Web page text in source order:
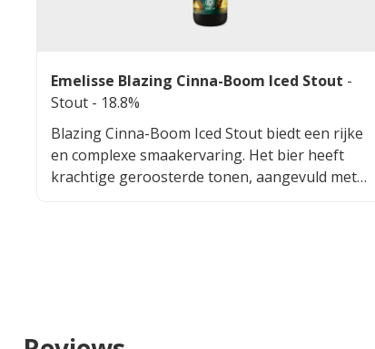
Emelisse Blazing Cinna-Boom Iced Stout -
Stout - 18.8%
Blazing Cinna-Boom Iced Stout biedt een rijke
en complexe smaakervaring. Het bier heeft
krachtige geroosterde tonen, aangevuld met